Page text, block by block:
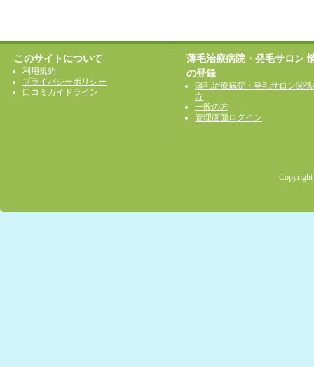
このサイトについて
利用規約
プライバシーポリシー
口コミガイドライン
薄毛治療病院・発毛サロン
の登録
薄毛治療病院・発毛サロン関
方
一般の方
管理画面ログイン
Copyright